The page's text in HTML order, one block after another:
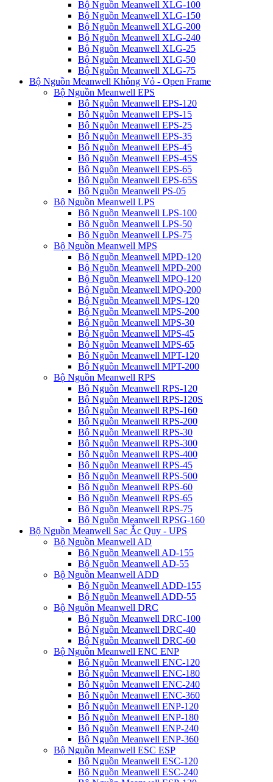
Bộ Nguồn Meanwell XLG-100
Bộ Nguồn Meanwell XLG-150
Bộ Nguồn Meanwell XLG-200
Bộ Nguồn Meanwell XLG-240
Bộ Nguồn Meanwell XLG-25
Bộ Nguồn Meanwell XLG-50
Bộ Nguồn Meanwell XLG-75
Bộ Nguồn Meanwell Không Vỏ - Open Frame
Bộ Nguồn Meanwell EPS
Bộ Nguồn Meanwell EPS-120
Bộ Nguồn Meanwell EPS-15
Bộ Nguồn Meanwell EPS-25
Bộ Nguồn Meanwell EPS-35
Bộ Nguồn Meanwell EPS-45
Bộ Nguồn Meanwell EPS-45S
Bộ Nguồn Meanwell EPS-65
Bộ Nguồn Meanwell EPS-65S
Bộ Nguồn Meanwell PS-05
Bộ Nguồn Meanwell LPS
Bộ Nguồn Meanwell LPS-100
Bộ Nguồn Meanwell LPS-50
Bộ Nguồn Meanwell LPS-75
Bộ Nguồn Meanwell MPS
Bộ Nguồn Meanwell MPD-120
Bộ Nguồn Meanwell MPD-200
Bộ Nguồn Meanwell MPQ-120
Bộ Nguồn Meanwell MPQ-200
Bộ Nguồn Meanwell MPS-120
Bộ Nguồn Meanwell MPS-200
Bộ Nguồn Meanwell MPS-30
Bộ Nguồn Meanwell MPS-45
Bộ Nguồn Meanwell MPS-65
Bộ Nguồn Meanwell MPT-120
Bộ Nguồn Meanwell MPT-200
Bộ Nguồn Meanwell RPS
Bộ Nguồn Meanwell RPS-120
Bộ Nguồn Meanwell RPS-120S
Bộ Nguồn Meanwell RPS-160
Bộ Nguồn Meanwell RPS-200
Bộ Nguồn Meanwell RPS-30
Bộ Nguồn Meanwell RPS-300
Bộ Nguồn Meanwell RPS-400
Bộ Nguồn Meanwell RPS-45
Bộ Nguồn Meanwell RPS-500
Bộ Nguồn Meanwell RPS-60
Bộ Nguồn Meanwell RPS-65
Bộ Nguồn Meanwell RPS-75
Bộ Nguồn Meanwell RPSG-160
Bộ Nguồn Meanwell Sạc Ắc Quy - UPS
Bộ Nguồn Meanwell AD
Bộ Nguồn Meanwell AD-155
Bộ Nguồn Meanwell AD-55
Bộ Nguồn Meanwell ADD
Bộ Nguồn Meanwell ADD-155
Bộ Nguồn Meanwell ADD-55
Bộ Nguồn Meanwell DRC
Bộ Nguồn Meanwell DRC-100
Bộ Nguồn Meanwell DRC-40
Bộ Nguồn Meanwell DRC-60
Bộ Nguồn Meanwell ENC ENP
Bộ Nguồn Meanwell ENC-120
Bộ Nguồn Meanwell ENC-180
Bộ Nguồn Meanwell ENC-240
Bộ Nguồn Meanwell ENC-360
Bộ Nguồn Meanwell ENP-120
Bộ Nguồn Meanwell ENP-180
Bộ Nguồn Meanwell ENP-240
Bộ Nguồn Meanwell ENP-360
Bộ Nguồn Meanwell ESC ESP
Bộ Nguồn Meanwell ESC-120
Bộ Nguồn Meanwell ESC-240